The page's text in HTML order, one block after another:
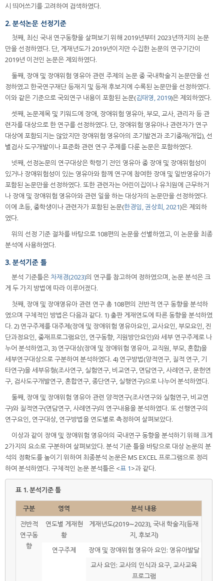
시 띄어쓰기를 고려하여 검색하였다.
2. 분석논문 선정기준
첫째, 최신 국내 연구동향을 살펴보기 위해 2019년부터 2023년까지의 논문
만을 선정하였다. 단, 게재년도가 2019년이지만 수집한 논문의 연구기간이
2019년 이전인 논문은 제외하였다.
둘째, 장애 및 장애위험 영유아 관련 주제의 논문 중 국내학술지 논문만을 선
정하였고 한국연구재단 등재지 및 등재 후보지에 수록된 논문만을 선정하였다.
이와 같은 기준으로 국외연구 내용이 포함된 논문(김태영, 2019)은 제외하였다.
셋째, 논문제목 및 키워드에 장애, 장애위험 영유아, 부모, 교사, 관리자 등 관
련자를 대상으로 한 연구를 선정하였다. 단, 장애위험 영유아나 관련자가 연구
대상에 포함되지는 않았지만 장애위험 영유아의 조기발견과 조기중재(개입), 선
별검사 도구개발이나 표준화 관련 연구 주제를 다룬 논문은 포함하였다.
넷째, 선정논문의 연구대상은 학령기 전인 영유아 중 장애 및 장애위험성이
있거나 장애위험성이 있는 영유아와 함께 연구에 참여한 장애 및 일반영유아가
포함된 논문만을 선정하였다. 또한 관련자는 어린이집이나 유치원에 근무하거
나 장애 및 장애위험 영유아와 관련 일을 하는 대상자의 논문만을 선정하였다.
이에 초등, 중학생이나 관련자가 포함된 논문(한경임, 권상희, 2021)은 제외하
였다.
위의 선정 기준 절차를 바탕으로 108편의 논문을 선별하였고, 이 논문을 최종
분석에 사용하였다.
3. 분석기준 틀
분석 기준틀은차재경(2023)의 연구를 참고하여 정하였으며, 논문 분석은 크
게 두 가지 방법에 따라 이루어졌다.
첫째, 장애 및 장애영유아 관련 연구 총 108편의 전반적 연구 동향을 분석하
였으며 구체적인 방법은 다음과 같다. 1) 출판 게재연도에 따른 동향을 분석하였
다. 2) 연구주제를 대주제(장애 및 장애위험 영유아요인, 교사요인, 부모요인, 진
단과정요인, 중재프로그램요인, 연구동향, 지원방안요인)와 세부 연구주제로 나
누어 분석하였고, 3) 연구대상(장애 및 장애위험 영유아, 교직원, 부모, 혼합)을
세부연구대상으로 구분하여 분석하였다. 4) 연구방법(양적연구, 질적 연구, 기
타연구)을 세부유형(조사연구, 실험연구, 비교연구, 면담연구, 사례연구, 문헌연
구, 검사도구개발연구, 혼합연구, 종단연구, 실행연구)으로 나누어 분석하였다.
둘째, 장애 및 장애위험 영유아 관련 양적연구(조사연구와 실험연구, 비교연
구)와 질적연구(면담연구, 사례연구)의 연구내용을 분석하였다. 또 선행연구의
연구요인, 연구대상, 연구방법을 연도별로 측정하여 살펴보았다.
이상과 같이 장애 및 장애위험 영유아의 국내연구 동향을 분석하기 위해 크게
2가지의 요소로 구분하여 살펴보았다. 분석 기준 틀을 바탕으로 대상 논문의 분
석의 정확도를 높이기 위하여 최종분석 논문은 MS EXCEL 프로그램으로 정리
하여 분석하였다. 구체적인 논문 분석틀은 <표 1>과 같다.
표 1.분석기준 틀
구분 영역
분석 내용
전반적
연구동
향
연도별 게재현
황
게재년도(2019∼2023), 국내 학술지(등재
지, 후보지)
연구주제
장애 및 장애위험 영유아 요인: 영유아발달
교사 요인: 교사의 인식과 요구, 교사교육
프로그램